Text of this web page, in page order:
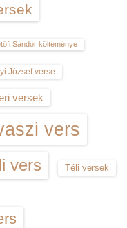
Sándor költeménye
József verse
versek
vers
vers Téli versek